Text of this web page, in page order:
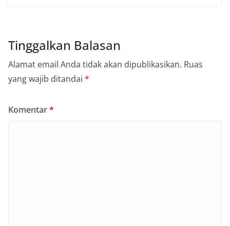
Tinggalkan Balasan
Alamat email Anda tidak akan dipublikasikan. Ruas
yang wajib ditandai *
Komentar*